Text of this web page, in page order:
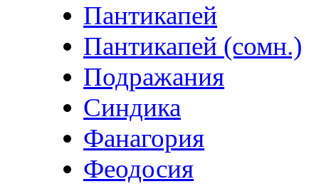
Пантикапей
Пантикапей (сомн.)
Подражания
Синдика
Фанагория
Феодосия